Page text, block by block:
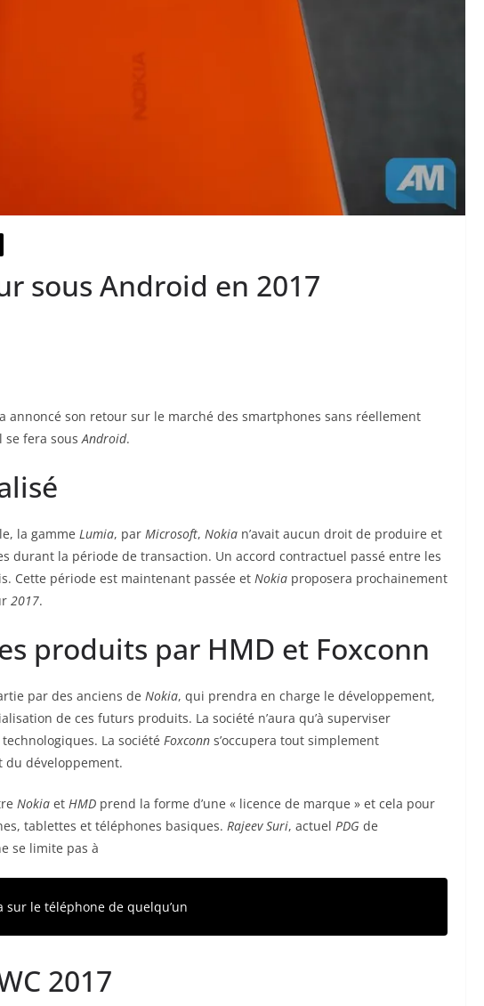
sous Android en 2017
a annoncé son retour sur le marché des smartphones sans réellement
se fera sousAndroid.
la gamme Lumia, par Microsoft, Nokia n’avait aucun droit de produire et
durant la période de transaction. Un accord contractuel passé entre les
Cette période est maintenant passée et Nokia proposera prochainement
2017.
produits par HMD et Foxconn
par des anciens de Nokia, qui prendra en charge le développement,
de ces futurs produits. La société n’aura qu’à superviser
La société Foxconn s’occupera tout simplement
du développement.
Nokia et HMD prend la forme d’une « licence de marque » et cela pour
tablettes et téléphones basiques. Rajeev Suri, actuel PDG de
se limite pas à
sur le téléphone de quelqu’un
2017